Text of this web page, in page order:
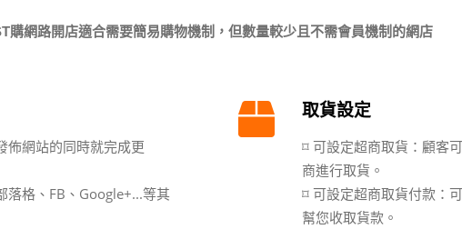
購網路開店適合需要簡易購物機制，但數量較少且不需會員機制的網店
佈網站的同時就完成更
格、FB、Google+...等其
取貨設定
⌑ 可設定超商取貨：顧客
商進行取貨。
⌑ 可設定超商取貨付款：
幫您收取貨款。